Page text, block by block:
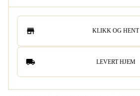
KLIKK OG HENT
LEVERT HJEM